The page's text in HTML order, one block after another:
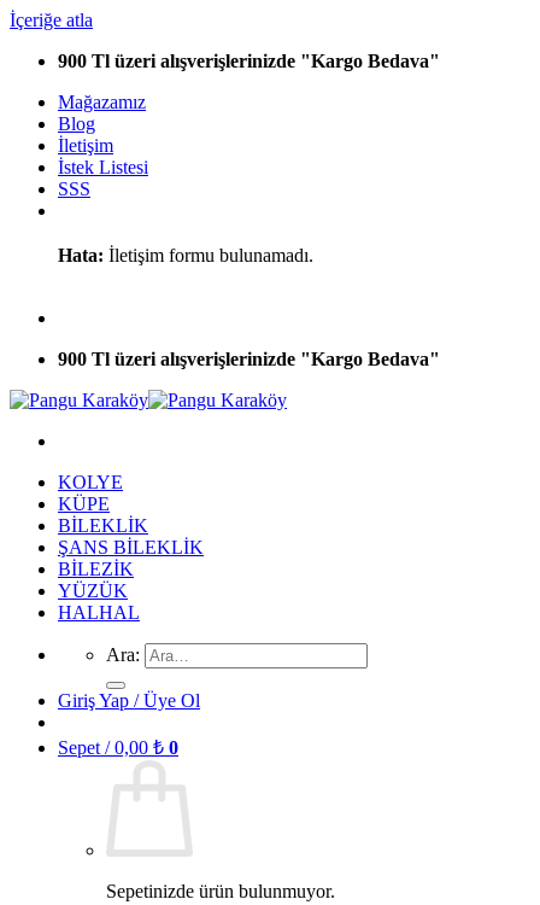
İçeriğe atla
900 Tl üzeri alışverişlerinizde "Kargo Bedava"
Mağazamız
Blog
İletişim
İstek Listesi
SSS
Hata: İletişim formu bulunamadı.
900 Tl üzeri alışverişlerinizde "Kargo Bedava"
KOLYE
KÜPE
BİLEKLİK
ŞANS BİLEKLİK
BİLEZİK
YÜZÜK
HALHAL
Ara:
Giriş Yap / Üye Ol
Sepet /0,00 ₺ 0
Sepetinizde ürün bulunmuyor.